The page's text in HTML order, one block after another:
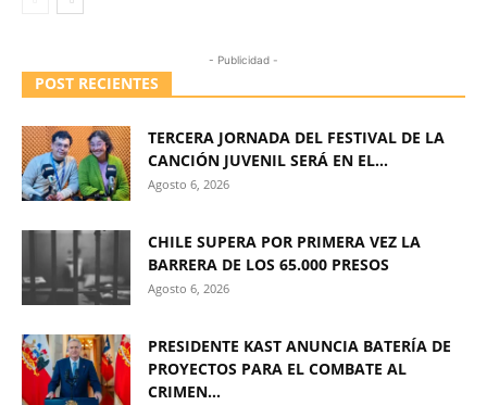
- Publicidad -
POST RECIENTES
TERCERA JORNADA DEL FESTIVAL DE LA
CANCIÓN JUVENIL SERÁ EN EL...
Agosto 6, 2026
CHILE SUPERA POR PRIMERA VEZ LA
BARRERA DE LOS 65.000 PRESOS
Agosto 6, 2026
PRESIDENTE KAST ANUNCIA BATERÍA DE
PROYECTOS PARA EL COMBATE AL
CRIMEN...